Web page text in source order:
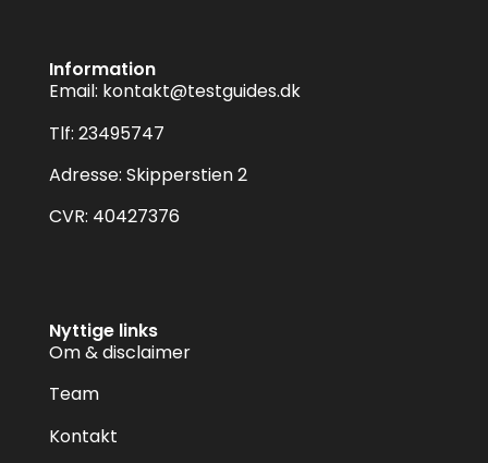
Information
Email: kontakt@testguides.dk
Tlf: 23495747
Adresse: Skipperstien 2
CVR: 40427376
Nyttige links
Om & disclaimer
Team
Kontakt